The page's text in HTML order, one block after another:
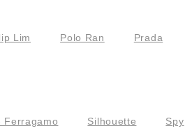
Lim Polo Ran Prada
Ferragamo Silhouette Spy